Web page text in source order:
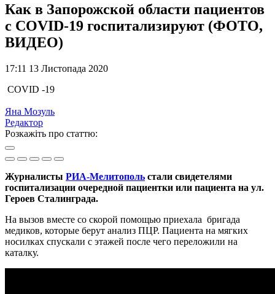
Как в Запорожской области пациентов
с COVID-19 госпитализируют (ФОТО,
ВИДЕО)
17:11 13 Листопада 2020
COVID -19
Яна Мозуль
Редактор
Розкажіть про статтю:
Журналисты РИА-Мелитополь стали свидетелями
госпитализации очередной пациентки или пациента на ул.
Героев Сталинграда.
На вызов вместе со скорой помощью приехала бригада
медиков, которые берут анализ ПЦР. Пациента на мягких
носилках спускали с этажей после чего переложили на
каталку.